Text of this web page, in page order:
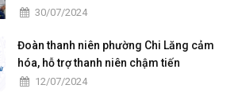
có con nhỏ trên địa bàn
30/07/2024
Đoàn thanh niên phường Chi Lăng cảm
hóa, hỗ trợ thanh niên chậm tiến
12/07/2024